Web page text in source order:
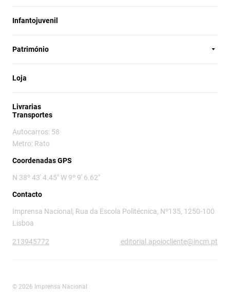
Infantojuvenil
Património
Loja
Livrarias
Transportes
Autocarros: 58
Metro: Rato
Coordenadas GPS
N 38º 43' 4.45" W 9º 9' 6.62"
Contacto
Imprensa Nacional, Rua da Escola Politécnica, Nº135, 1250-100
Lisboa
213945772 editorial.apoiocliente@incm.pt
© 2026 Imprensa Nacional